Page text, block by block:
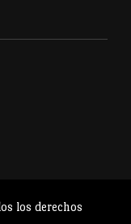
los derechos